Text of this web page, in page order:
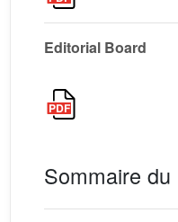
Editorial Board
Sommaire du